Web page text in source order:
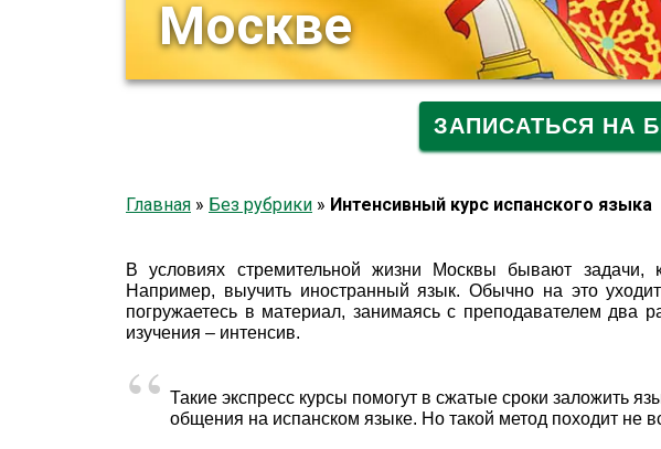
Москве
ЗАПИСАТЬСЯ НА
Главная » Без рубрики » Интенсивный курс испанского языка
В условиях стремительной жизни Москвы бывают
Например, выучить иностранный язык. Обычно на это
погружаетесь в материал, занимаясь с преподавателем два
изучения – интенсив.
Такие экспресс курсы помогут в сжатые сроки заложить
общения на испанском языке. Но такой метод походит не